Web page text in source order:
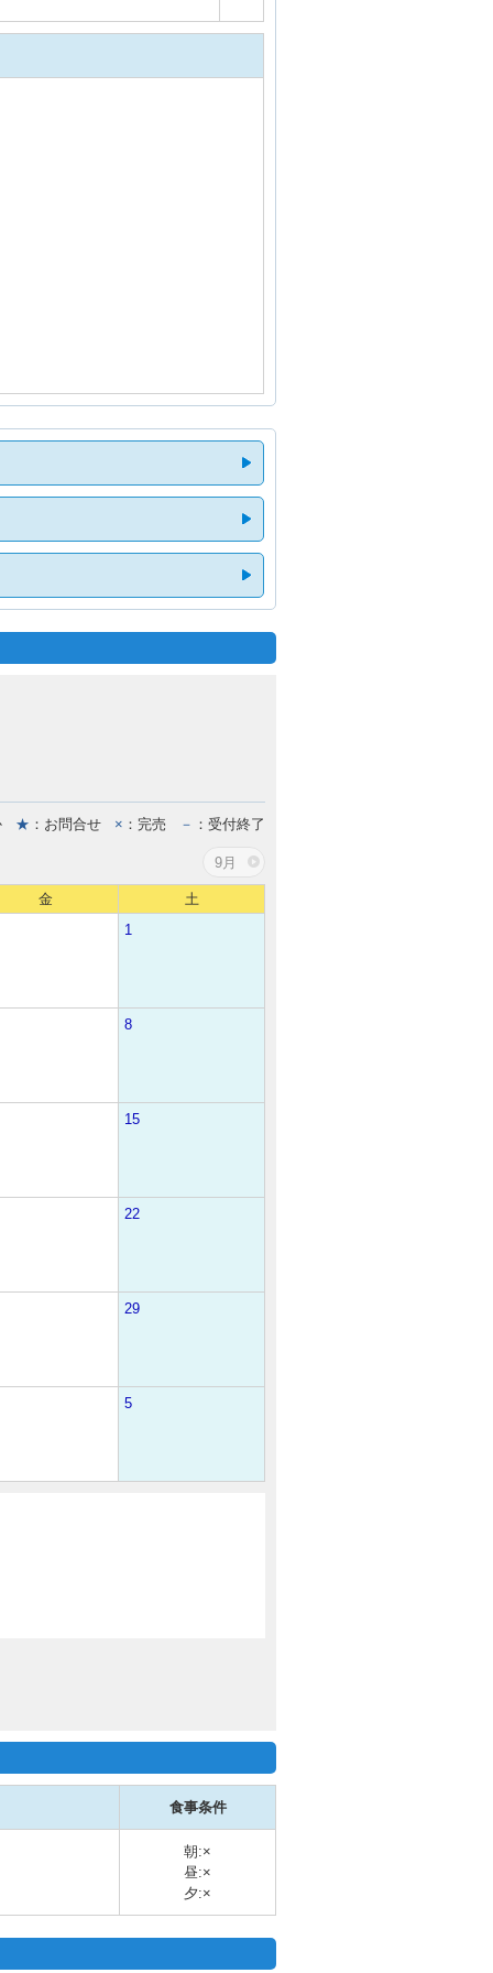
★ ：お問合せ × ：完売 － ：受付終了
9月
金
土
1
8
15
22
29
5
食事条件
朝:×
昼:×
夕:×